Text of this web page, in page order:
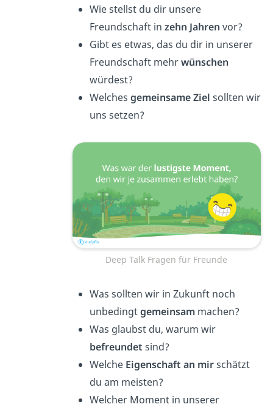
Wie stellst du dir unsere
Freundschaft in zehn Jahren vor?
Gibt es etwas, das du dir in unserer
Freundschaft mehrwünschen
würdest?
Welches gemeinsame Ziel sollten wir
uns setzen?
Deep Talk Fragen für Freunde
Was sollten wir in Zukunft noch
unbedingtgemeinsammachen?
Was glaubst du, warum wir
befreundet sind?
Welche Eigenschaft an mirschätzt
du am meisten?
Welcher Moment in unserer